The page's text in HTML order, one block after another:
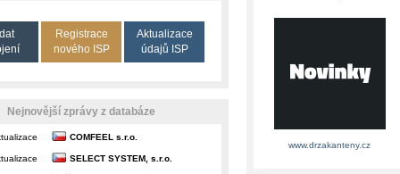
Registrace
nového ISP
Aktualizace
údajů ISP
Nejnovější zprávy z databáze
COMFEEL s.r.o.
SELECT SYSTEM, s.r.o.
www.drzakanteny.cz